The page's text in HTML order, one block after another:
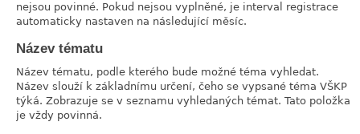
nejsou povinné. Pokud nejsou vyplněné, je interval registrace
automaticky nastaven na následující měsíc.
Název tématu
Název tématu, podle kterého bude možné téma vyhledat.
Název slouží k základnímu určení, čeho se vypsané téma VŠKP
týká. Zobrazuje se v seznamu vyhledaných témat. Tato položka
je vždy povinná.